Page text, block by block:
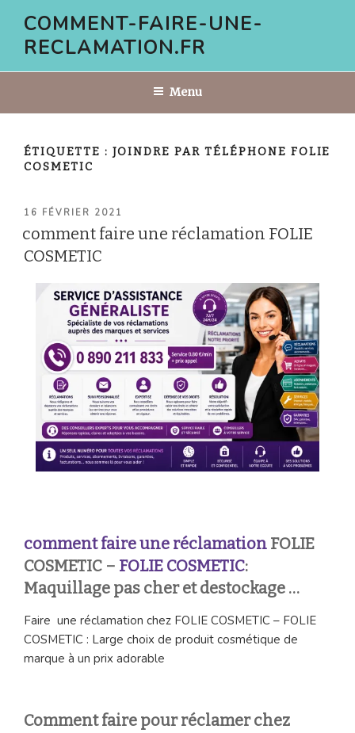
contenu
COMMENT-FAIRE-UNE-
RECLAMATION.FR
Menu
ÉTIQUETTE : JOINDRE PAR TÉLÉPHONE FOLIE
COSMETIC
PUBLIÉ
16 FÉVRIER 2021
comment faire une réclamation FOLIE
COSMETIC
comment faire une réclamation FOLIE
COSMETIC – FOLIE COSMETIC:
Maquillage pas cher et destockage …
Faire une réclamation chez FOLIE COSMETIC – FOLIE
COSMETIC : Large choix de produit cosmétique de
marque à un prix adorable
Comment faire pour réclamer chez